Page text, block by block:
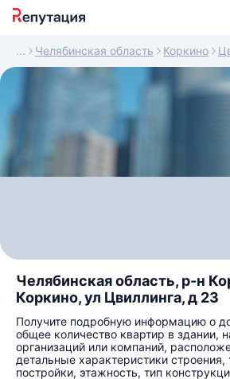
Челябинская область Коркино
Челябинская область, р-н
Коркино, ул Цвиллинга, д 23
Получите подробную информацию о
общее количество квартир в здании,
организаций или компаний,
детальные характеристики строения,
постройки, этажность, тип